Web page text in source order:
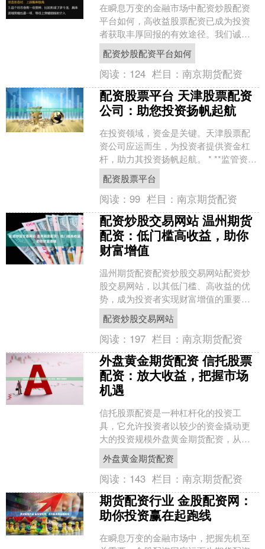
在瞬息万变的金融市场中配资炒股配资
平台如何，高收益股票配资已成为投资
者获取丰厚回报的有效途径。我们诚挚
邀请您加入我们的高收益股票配资招商
平台，共同开拓财富新篇章....
配资炒股配资平台如何
阅读： 124 栏目：南京期货配资
配资股票平台 天津股票配资
公司：助您投资扬帆起航
在投资领域，资金是关键。天津股票配
资公司应运而生，为投资者提供资金杠
杆，助力其投资扬帆起航。 * **监管资
质：**选择受权威监管机构监管的平台，
确保其合法合规....
配资股票平台
阅读：99 栏目：南京期货配资
配资炒股交易网站 温州期货
配资：低门槛高收益，助你
财富增值
温州期货配资配资炒股交易网站配资炒
股交易网站，以其低门槛、高收益的优
势，成为投资者实现财富增值的重要渠
道。 杠杆的放大作用可以显著提高投资
收益。假设投资者使用1....
配资炒股交易网站
阅读： 197 栏目：南京期货配资
外盘黄金期货配资 信托股票
配资：放大收益，把握市场
机遇
信托股票配资是一种杠杆化的投资工
具，它允许投资者以较少的资金撬动更
大的投资规模外盘黄金期货配资，从而
放大收益。对于希望把握市场机遇、提
升投资回报率的投资者来说，....
外盘黄金期货配资
阅读： 143 栏目：南京期货配资
期货配资行业 金股配资网：
助你投资赢在起跑线
在瞬息万变的金融市场中，把握先机至